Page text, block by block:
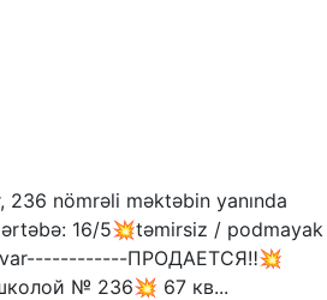
236 nömrəli məktəbin yanında
16/5💥təmirsiz / podmayak
var------------ПРОДАЕТСЯ‼️💥
№ 236💥 67 кв...